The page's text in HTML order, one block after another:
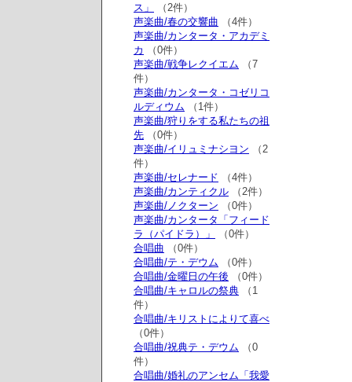
ス」
（2件）
声楽曲/春の交響曲 （4件）
声楽曲/カンタータ・アカデミ
カ
（0件）
声楽曲/戦争レクイエム （7
件）
声楽曲/カンタータ・コゼリコ
ルディウム （1件）
声楽曲/狩りをする私たちの祖
先 （0件）
声楽曲/イリュミナシヨン （2
件）
声楽曲/セレナード （4件）
声楽曲/カンティクル （2件）
声楽曲/ノクターン （0件）
声楽曲/カンタータ「フィード
ラ（パイドラ）」
（0件）
合唱曲 （0件）
合唱曲/テ・デウム （0件）
合唱曲/金曜日の午後 （0件）
合唱曲/キャロルの祭典 （1
件）
合唱曲/キリストによりて喜べ
（0件）
合唱曲/祝典テ・デウム （0
件）
合唱曲/婚礼のアンセム「我愛